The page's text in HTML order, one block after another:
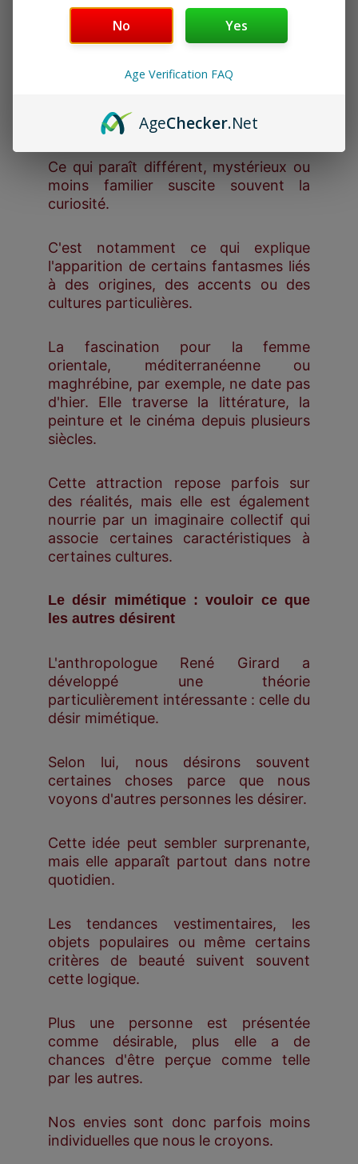
Pourquoi certaines origines fascinent-
exerce une forme d'attraction.
Ce qui paraît différent, mystérieux ou
moins familier suscite souvent la
curiosité.
C'est notamment ce qui explique
l'apparition de certains fantasmes liés
à des origines, des accents ou des
cultures particulières.
La fascination pour la femme
orientale, méditerranéenne ou
maghrébine, par exemple, ne date pas
d'hier. Elle traverse la littérature, la
peinture et le cinéma depuis plusieurs
siècles.
Cette attraction repose parfois sur
des réalités, mais elle est également
nourrie par un imaginaire collectif qui
associe certaines caractéristiques à
certaines cultures.
Le désir mimétique : vouloir ce que
les autres désirent
L'anthropologue René Girard a
développé une théorie
particulièrement intéressante : celle du
désir mimétique.
Selon lui, nous désirons souvent
certaines choses parce que nous
voyons d'autres personnes les désirer.
Cette idée peut sembler surprenante,
mais elle apparaît partout dans notre
quotidien.
Les tendances vestimentaires, les
objets populaires ou même certains
critères de beauté suivent souvent
cette logique.
Plus une personne est présentée
comme désirable, plus elle a de
chances d'être perçue comme telle
par les autres.
Nos envies sont donc parfois moins
individuelles que nous le croyons.
No Yes
Age Verification FAQ
AgeChecker.Net